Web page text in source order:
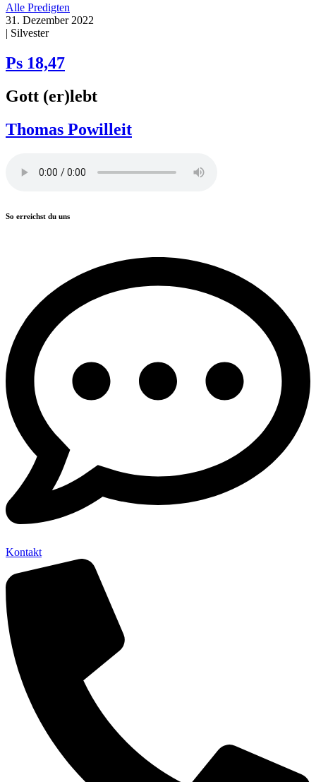
Alle Predigten
31. Dezember 2022
| Silvester
Ps 18,47
Gott (er)lebt
Thomas Powilleit
So erreichst du uns
Kontakt